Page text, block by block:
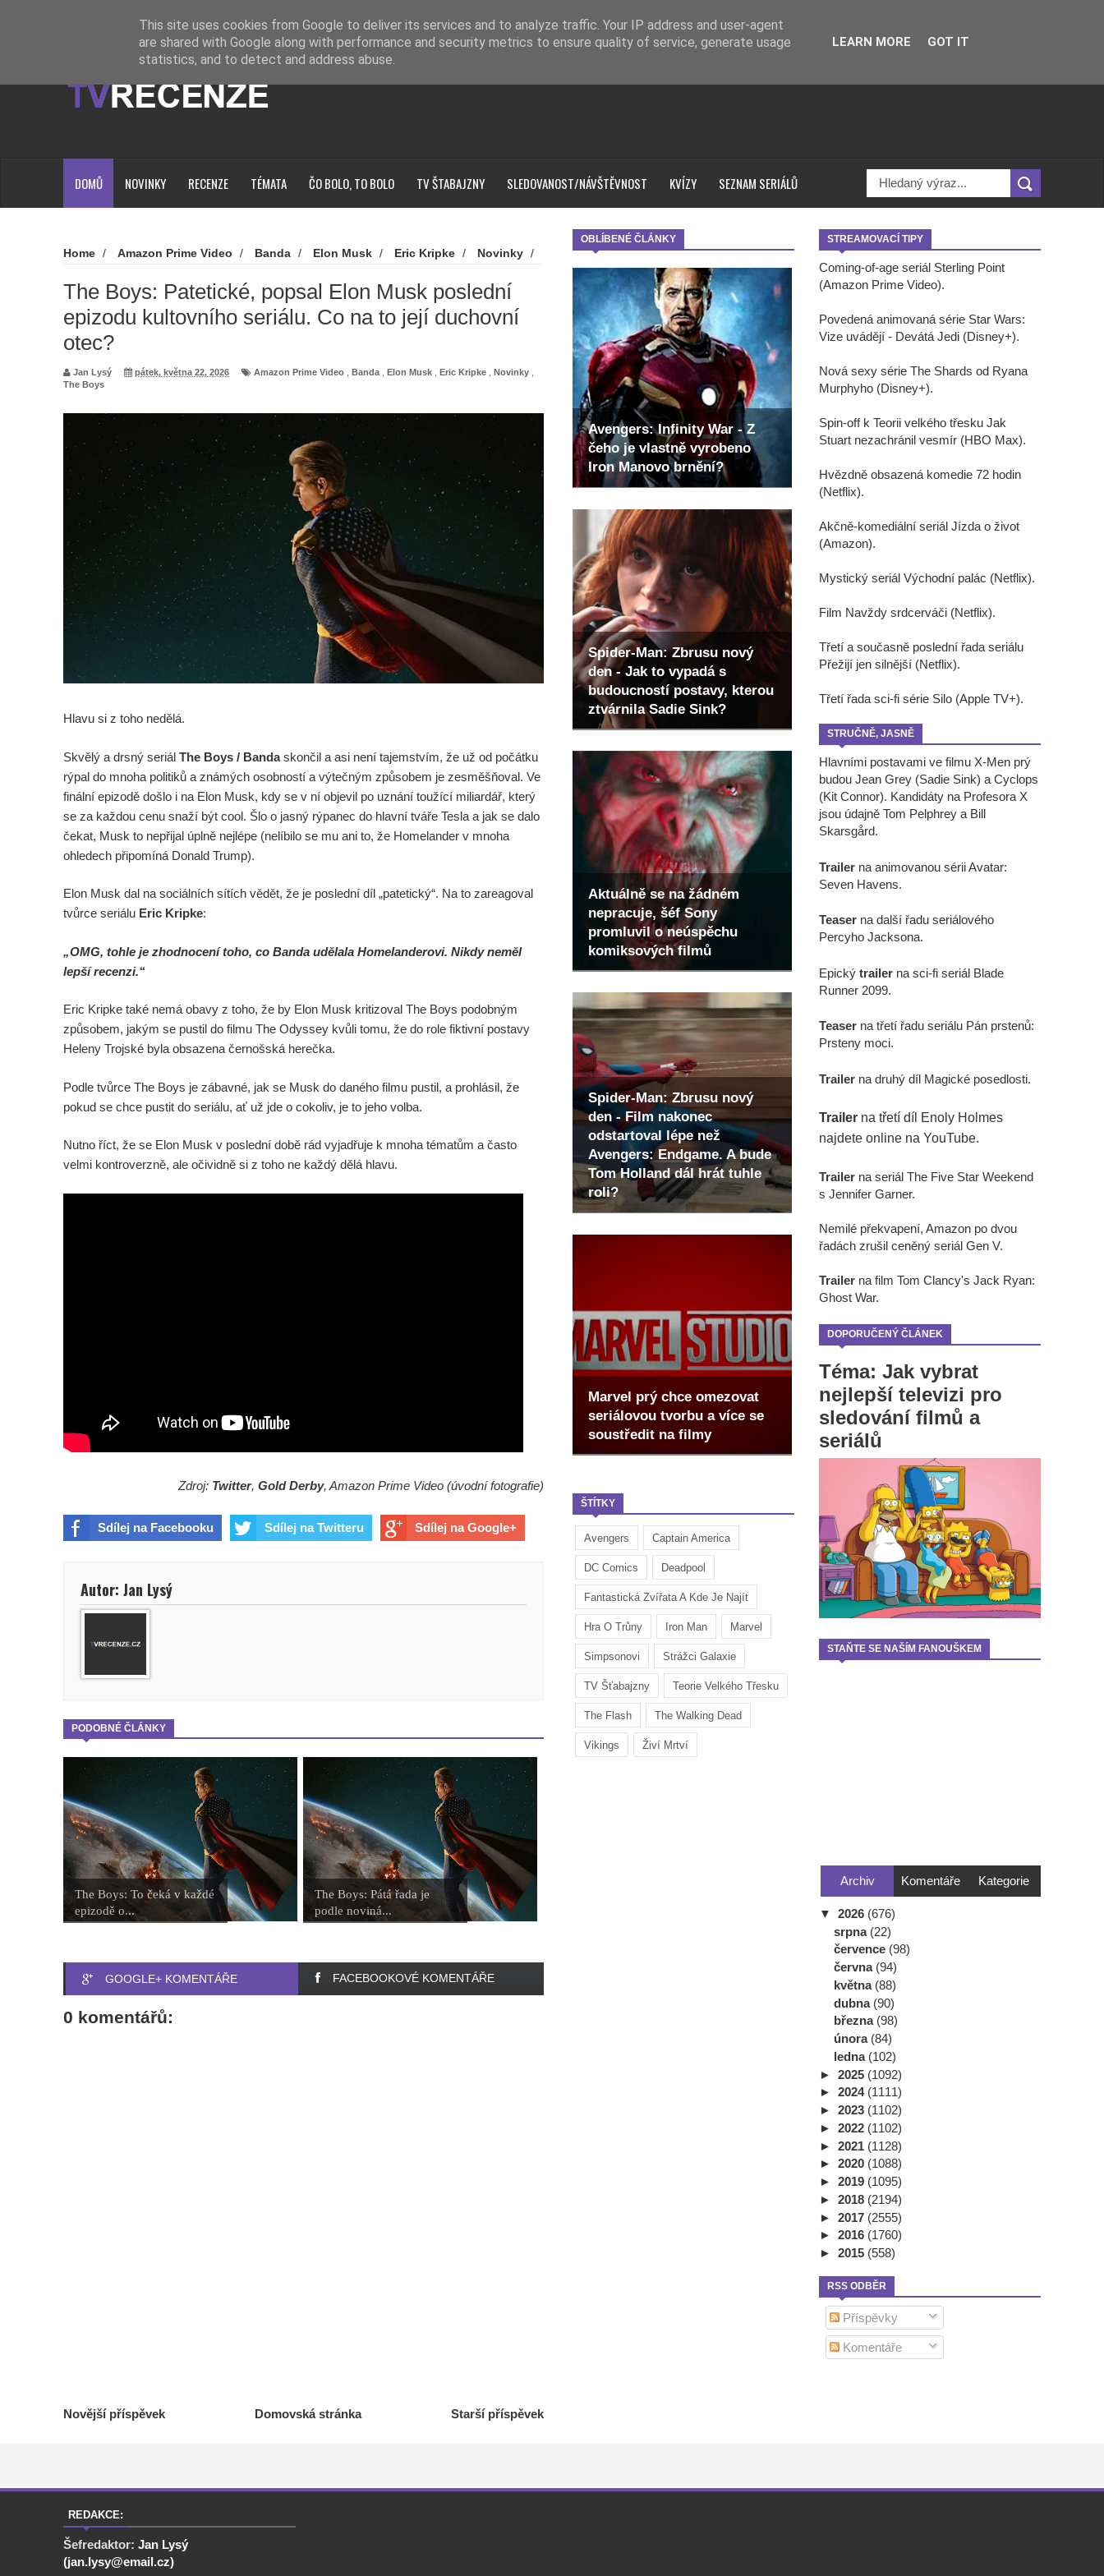
Loading...
DOMŮ NOVINKY RECENZE TÉMATA ČO BOLO, TO BOLO TV ŠTABAJZNY SLEDOVANOST/NÁVŠTĚVNOST KVÍZY SEZNAM SERIÁLŮ
OBLÍBENÉ ČLÁNKY
Avengers: Infinity War - Z
čeho je vlastně vyrobeno
Iron Manovo brnění?
Spider-Man: Zbrusu nový
den - Jak to vypadá s
budoucností postavy, kterou
ztvárnila Sadie Sink?
Aktuálně se na žádném
nepracuje, šéf Sony
promluvil o neúspěchu
komiksových filmů
Spider-Man: Zbrusu nový
den - Film nakonec
odstartoval lépe než
Avengers: Endgame. A bude
Tom Holland dál hrát tuhle
roli?
Marvel prý chce omezovat
seriálovou tvorbu a více se
soustředit na filmy
ŠTÍTKY
Avengers Captain America
DC Comics Deadpool
Fantastická Zvířata A Kde Je Najít
Hra O Trůny Iron Man Marvel
Simpsonovi Strážci Galaxie
TV Šťabajzny Teorie Velkého Třesku
The Flash The Walking Dead
Vikings Živí Mrtví
Home / Amazon Prime Video / Banda / Elon Musk / Eric Kripke / Novinky /
Co na to její duchovní otec?
The Boys: Patetické, popsal Elon Musk poslední
epizodu kultovního seriálu. Co na to její duchovní
otec?
Jan Lysý pátek, května 22, 2026 Amazon Prime Video Banda Elon Musk Eric Kripke Novinky
The Boys
Hlavu si z toho nedělá.
Skvělý a drsný seriál The Boys / Bandaskončil a asi není tajemstvím, že už od počátku
rýpal do mnoha politiků a známých osobností a výtečným způsobem je zesměšňoval. Ve
finální epizodě došlo i na Elon Musk, kdy se v ní objevil po uznání toužící miliardář, který
se za každou cenu snaží být cool. Šlo o jasný rýpanec do hlavní tváře Tesla a jak se dalo
čekat, Musk to nepřijal úplně nejlépe (nelíbilo se mu ani to, že Homelander v mnoha
ohledech připomíná Donald Trump).
Elon Musk dal na sociálních sítích vědět, že je poslední díl „patetický“. Na to zareagoval
tvůrce seriálu Eric Kripke:
„OMG, tohle je zhodnocení toho, co Banda udělala Homelanderovi. Nikdy neměl
lepší recenzi.“
Eric Kripke také nemá obavy z toho, že by Elon Musk kritizoval The Boys podobným
způsobem, jakým se pustil do filmu The Odyssey kvůli tomu, že do role fiktivní postavy
Heleny Trojské byla obsazena černošská herečka.
Podle tvůrce The Boys je zábavné, jak se Musk do daného filmu pustil, a prohlásil, že
pokud se chce pustit do seriálu, ať už jde o cokoliv, je to jeho volba.
Nutno říct, že se Elon Musk v poslední době rád vyjadřuje k mnoha tématům a často
velmi kontroverzně, ale očividně si z toho ne každý dělá hlavu.
Zdroj: Twitter, Gold Derby, Amazon Prime Video (úvodní fotografie)
Sdílej na Facebooku Sdílej na Twitteru Sdílej na Google+
Autor: Jan Lysý
PODOBNÉ ČLÁNKY
The Boys: To čeká v každé
epizodě o...
The Boys: Pátá řada je
podle noviná...
GOOGLE+ KOMENTÁŘE FACEBOOKOVÉ KOMENTÁŘE
0 komentářů:
Novější příspěvek Starší příspěvek
Domovská stránka
STREAMOVACÍ TIPY
Coming-of-age seriál Sterling Point
(Amazon Prime Video).
Povedená animovaná série Star Wars:
Vize uvádějí - Devátá Jedi (Disney+).
Nová sexy série The Shards od Ryana
Murphyho (Disney+).
Spin-off k Teorii velkého třesku Jak
Stuart nezachránil vesmír (HBO Max).
Hvězdně obsazená komedie 72 hodin
(Netflix).
Akčně-komediální seriál Jízda o život
(Amazon).
Mystický seriál Východní palác (Netflix).
Film Navždy srdcerváči (Netflix).
Třetí a současně poslední řada seriálu
Přežijí jen silnější (Netflix).
Třetí řada sci-fi série Silo (Apple TV+).
STRUČNĚ, JASNĚ
Hlavními postavami ve filmu X-Men prý
budou Jean Grey (Sadie Sink) a Cyclops
(Kit Connor). Kandidáty na Profesora X
jsou údajně Tom Pelphrey a Bill
Skarsgård.
Trailer na animovanou sérii Avatar:
Seven Havens.
Teaser na další řadu seriálového
Percyho Jacksona.
Epický trailer na sci-fi seriál Blade
Runner 2099.
Teaser na třetí řadu seriálu Pán prstenů:
Prsteny moci.
Trailer na druhý díl Magické posedlosti.
Trailer na třetí díl Enoly Holmes
najdete online na YouTube.
Trailer na seriál The Five Star Weekend
s Jennifer Garner.
Nemilé překvapení, Amazon po dvou
řadách zrušil ceněný seriál Gen V.
Trailer na film Tom Clancy's Jack Ryan:
Ghost War.
DOPORUČENÝ ČLÁNEK
Téma: Jak vybrat
nejlepší televizi pro
sledování filmů a
seriálů
STAŇTE SE NAŠÍM FANOUŠKEM
Archiv Komentáře Kategorie
▼ 2026 (676)
srpna (22)
července (98)
června (94)
května (88)
dubna (90)
března (98)
února (84)
ledna (102)
► 2025 (1092)
► 2024 (1111)
► 2023 (1102)
► 2022 (1102)
► 2021 (1128)
► 2020 (1088)
► 2019 (1095)
► 2018 (2194)
► 2017 (2555)
► 2016 (1760)
► 2015 (558)
RSS ODBĚR
Příspěvky
Komentáře
REDAKCE:
Šefredaktor: Jan Lysý
(jan.lysy@email.cz)
This site uses cookies from Google to deliver its services and to analyze traffic. Your IP address and user-agent
are shared with Google along with performance and security metrics to ensure quality of service, generate usage
statistics, and to detect and address abuse.
LEARN MORE GOT IT